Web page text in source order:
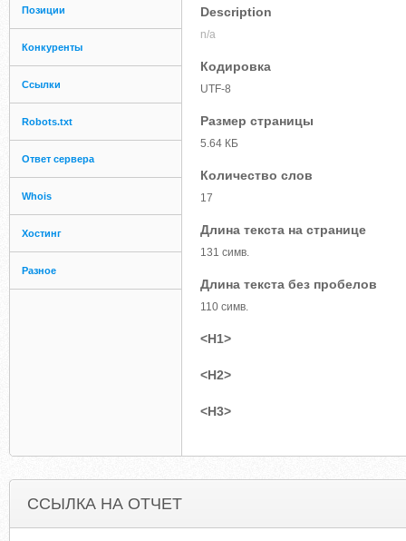
Позиции
Конкуренты
Ссылки
Robots.txt
Ответ сервера
Whois
Хостинг
Разное
Description
n/a
Кодировка
UTF-8
Размер страницы
5.64 КБ
Количество слов
17
Длина текста на странице
131 симв.
Длина текста без пробелов
110 симв.
<H1>
<H2>
<H3>
ССЫЛКА НА ОТЧЕТ